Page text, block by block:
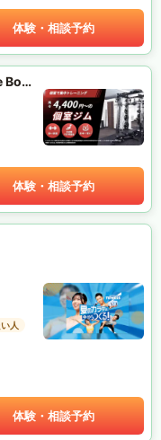
体験・相談予約
プライベートボックスフィット (Private Box Fit)
体験・相談予約
人
体験・相談予約